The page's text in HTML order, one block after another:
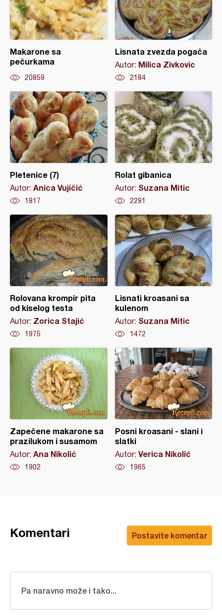
Makarone sa
pečurkama
20859
Lisnata zvezda pogača
Autor: Milica Zivkovic
2184
Pletenice (7)
Autor: Anica Vujičić
1817
Rolat gibanica
Autor: Suzana Mitic
2291
Rolovana krompir pita
od kiselog testa
Autor: Zorica Stajić
1975
Lisnati kroasani sa
kulenom
Autor: Suzana Mitic
1472
Zapečene makarone sa
prazilukom i susamom
Autor: Ana Nikolić
1902
Posni kroasani - slani i
slatki
Autor: Verica Nikolić
1965
Postavite komentar
Komentari
Pa naravno može i tako...